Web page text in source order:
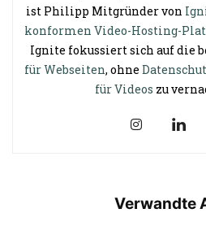
ist Philipp Mitgründer von
konformen Video-Hosting-
Ignite fokussiert sich auf die
für Webseiten, ohne
für Videos zu
Verwandte